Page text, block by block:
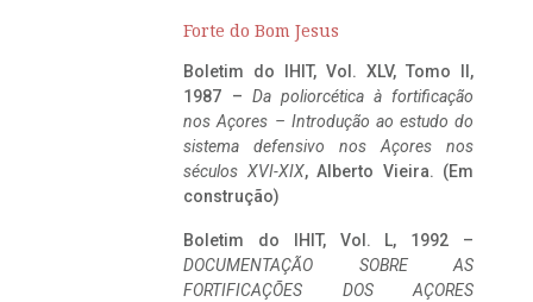
Forte do Bom Jesus
Boletim do IHIT, Vol. XLV, Tomo II,
1987 – Da poliorcética à fortificação
nos Açores – Introdução ao estudo do
sistema defensivo nos Açores nos
séculos XVI-XIX, Alberto Vieira. (Em
construção)
Boletim do IHIT, Vol. L, 1992 –
DOCUMENTAÇÃO SOBRE AS
FORTIFICAÇÕES DOS AÇORES